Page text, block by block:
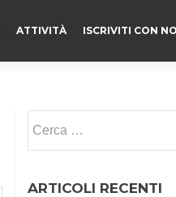
ATTIVITÀ ISCRIVITI CON
ARTICOLI RECENTI